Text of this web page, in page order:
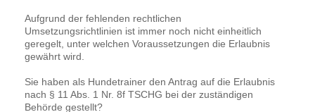
Aufgrund der fehlenden rechtlichen
Umsetzungsrichtlinien ist immer noch nicht einheitlich
geregelt, unter welchen Voraussetzungen die Erlaubnis
gewährt wird.
Sie haben als Hundetrainer den Antrag auf die Erlaubnis
nach § 11 Abs. 1 Nr. 8f TSCHG bei der zuständigen
Behörde gestellt?